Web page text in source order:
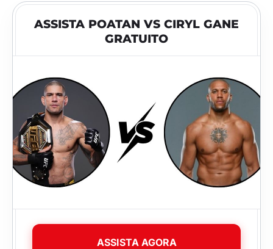
ASSISTA POATAN VS CIRYL GANE
GRATUITO
ASSISTA AGORA